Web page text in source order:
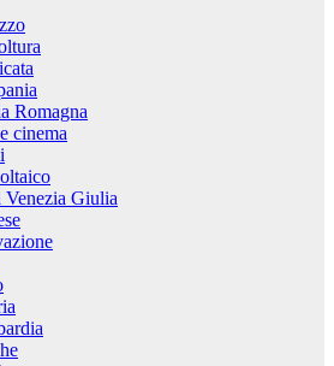
Romagna
cinema
Giulia